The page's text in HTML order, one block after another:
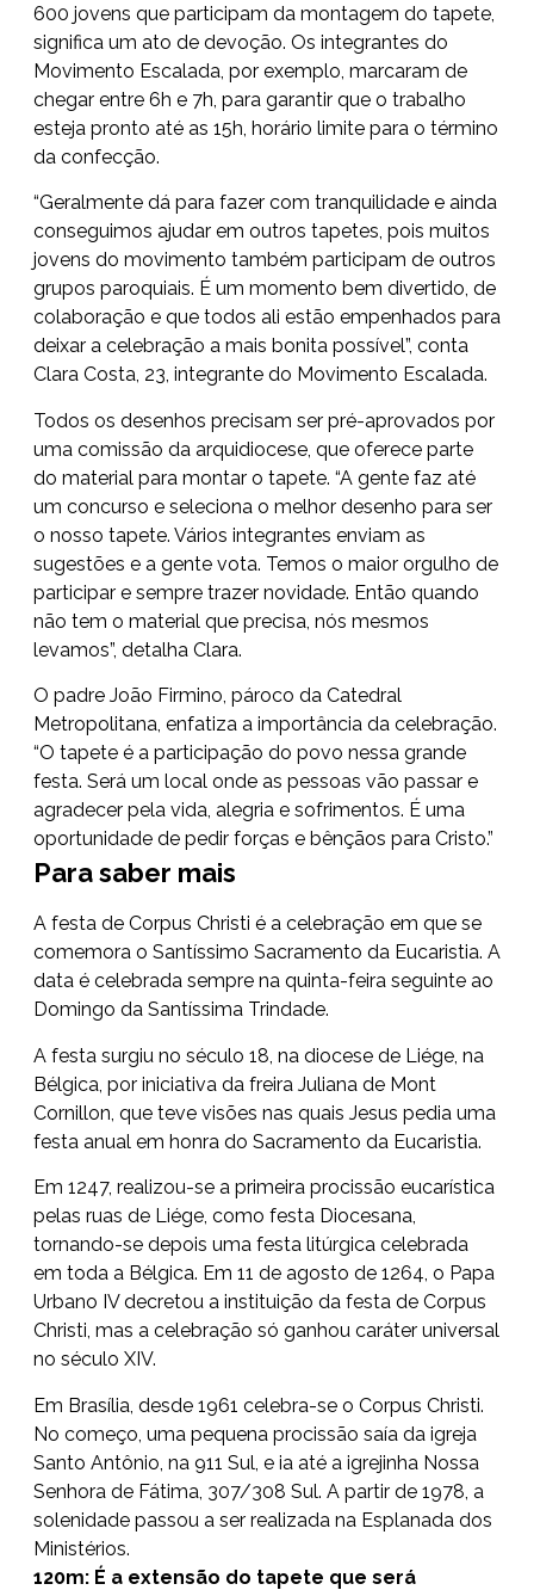
600 jovens que participam da montagem do tapete,
significa um ato de devoção. Os integrantes do
Movimento Escalada, por exemplo, marcaram de
chegar entre 6h e 7h, para garantir que o trabalho
esteja pronto até as 15h, horário limite para o término
da confecção.
“Geralmente dá para fazer com tranquilidade e ainda
conseguimos ajudar em outros tapetes, pois muitos
jovens do movimento também participam de outros
grupos paroquiais. É um momento bem divertido, de
colaboração e que todos ali estão empenhados para
deixar a celebração a mais bonita possível”, conta
Clara Costa, 23, integrante do Movimento Escalada.
Todos os desenhos precisam ser pré-aprovados por
uma comissão da arquidiocese, que oferece parte
do material para montar o tapete. “A gente faz até
um concurso e seleciona o melhor desenho para ser
o nosso tapete. Vários integrantes enviam as
sugestões e a gente vota. Temos o maior orgulho de
participar e sempre trazer novidade. Então quando
não tem o material que precisa, nós mesmos
levamos”, detalha Clara.
O padre João Firmino, pároco da Catedral
Metropolitana, enfatiza a importância da celebração.
“O tapete é a participação do povo nessa grande
festa. Será um local onde as pessoas vão passar e
agradecer pela vida, alegria e sofrimentos. É uma
oportunidade de pedir forças e bênçãos para Cristo.”
Para saber mais
A festa de Corpus Christi é a celebração em que se
comemora o Santíssimo Sacramento da Eucaristia. A
data é celebrada sempre na quinta-feira seguinte ao
Domingo da Santíssima Trindade.
A festa surgiu no século 18, na diocese de Liége, na
Bélgica, por iniciativa da freira Juliana de Mont
Cornillon, que teve visões nas quais Jesus pedia uma
festa anual em honra do Sacramento da Eucaristia.
Em 1247, realizou-se a primeira procissão eucarística
pelas ruas de Liége, como festa Diocesana,
tornando-se depois uma festa litúrgica celebrada
em toda a Bélgica. Em 11 de agosto de 1264, o Papa
Urbano IV decretou a instituição da festa de Corpus
Christi, mas a celebração só ganhou caráter universal
no século XIV.
Em Brasília, desde 1961 celebra-se o Corpus Christi.
No começo, uma pequena procissão saía da igreja
Santo Antônio, na 911 Sul, e ia até a igrejinha Nossa
Senhora de Fátima, 307/308 Sul. A partir de 1978, a
solenidade passou a ser realizada na Esplanada dos
Ministérios.
120m: É a extensão do tapete que será